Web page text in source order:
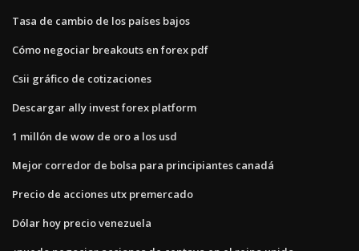
Tasa de cambio de los países bajos
Cómo negociar breakouts en forex pdf
Csii gráfico de cotizaciones
Descargar ally invest forex platform
1 millón de wow de oro a los usd
Mejor corredor de bolsa para principiantes canadá
Precio de acciones utx premercado
Dólar hoy precio venezuela